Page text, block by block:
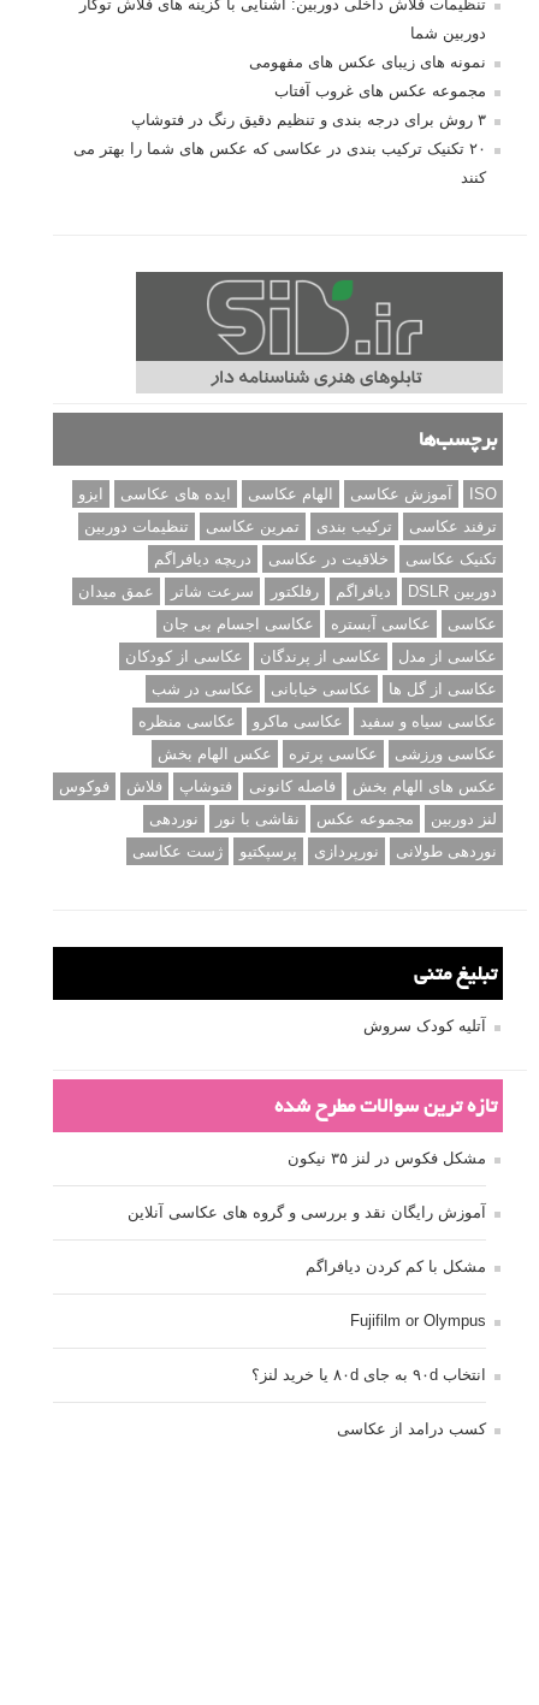
تنظیمات فلاش داخلی دوربین: آشنایی با گزینه های فلاش توکار
دوربین شما
نمونه های زیبای عکس های مفهومی
مجموعه عکس های غروب آفتاب
۳ روش برای درجه بندی و تنظیم دقیق رنگ در فتوشاپ
۲۰ تکنیک ترکیب بندی در عکاسی که عکس های شما را بهتر می
کنند
برچسب‌ها
ISO آموزش عکاسی الهام عکاسی ایده های عکاسی
ایزو
ترفند عکاسی
ترکیب بندی تمرین عکاسی
تنظیمات دوربین
تکنیک عکاسی
خلاقیت در عکاسی
دریچه دیافراگم
دوربین DSLR
دیافراگم رفلکتور سرعت شاتر
عمق میدان
عکاسی
عکاسی آبستره
عکاسی اجسام بی جان
عکاسی از مدل
عکاسی از پرندگان
عکاسی از کودکان
عکاسی از گل ها
عکاسی خیابانی
عکاسی در شب
عکاسی سیاه و سفید
عکاسی ماکرو
عکاسی منظره
عکاسی ورزشی
عکاسی پرتره
عکس الهام بخش
عکس های الهام بخش
فاصله کانونی فتوشاپ فلاش
فوکوس
لنز دوربین
مجموعه عکس نقاشی با نور
نوردهی
نوردهی طولانی
نورپردازی پرسپکتیو ژست عکاسی
تبلیغ متنی
آتلیه کودک سروش
تازه ترین سوالات مطرح شده
مشکل فکوس در لنز ۳۵ نیکون
آموزش رایگان نقد و بررسی و گروه های عکاسی آنلاین
مشکل با کم کردن دیافراگم
Fujifilm or Olympus
انتخاب ۹۰d به جای ۸۰d یا خرید لنز؟
کسب درامد از عکاسی